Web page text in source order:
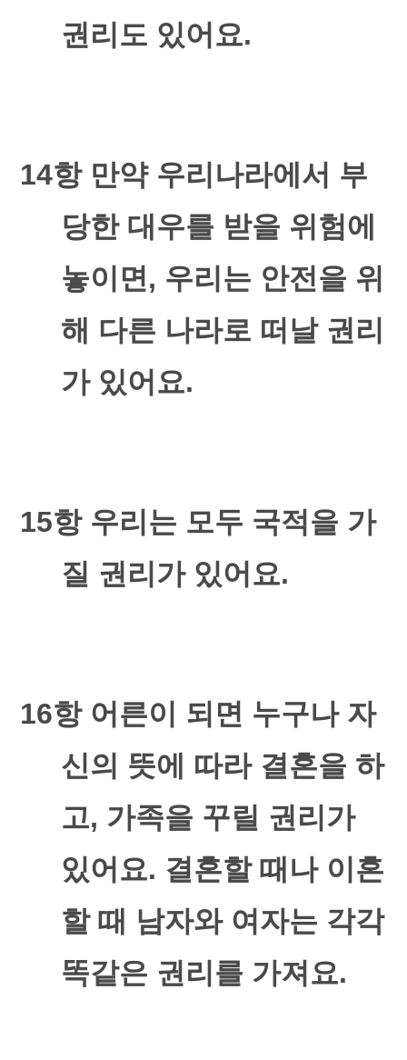
권리도 있어요.
14항 만약 우리나라에서 부
당한 대우를 받을 위험에
놓이면, 우리는 안전을 위
해 다른 나라로 떠날 권리
가 있어요.
15항 우리는 모두 국적을 가
질 권리가 있어요.
16항 어른이 되면 누구나 자
신의 뜻에 따라 결혼을 하
고, 가족을 꾸릴 권리가
있어요. 결혼할 때나 이혼
할 때 남자와 여자는 각각
똑같은 권리를 가져요.